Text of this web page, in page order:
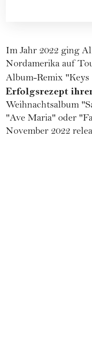
Im Jahr 2022 ging
Nordamerika auf
Album-Remix
Erfolgsrezept
Weihnachtsalbum
"Ave Maria" oder
November 2022